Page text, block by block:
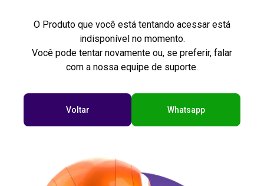
O Produto que você está tentando acessar está
indisponível no momento.
Você pode tentar novamente ou, se preferir, falar
com a nossa equipe de suporte.
Voltar Whatsapp